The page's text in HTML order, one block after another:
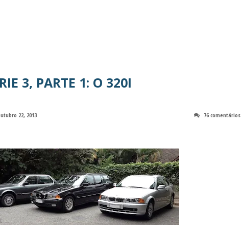
3, PARTE 1: O 320I
22, 2013 76 comentários